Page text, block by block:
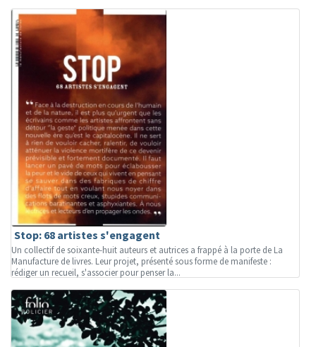
Stop: 68 artistes s'engagent
Un collectif de soixante-huit auteurs et autrices a frappé à la porte de La
Manufacture de livres. Leur projet, présenté sous forme de manifeste :
rédiger un recueil, s'associer pour penser la...